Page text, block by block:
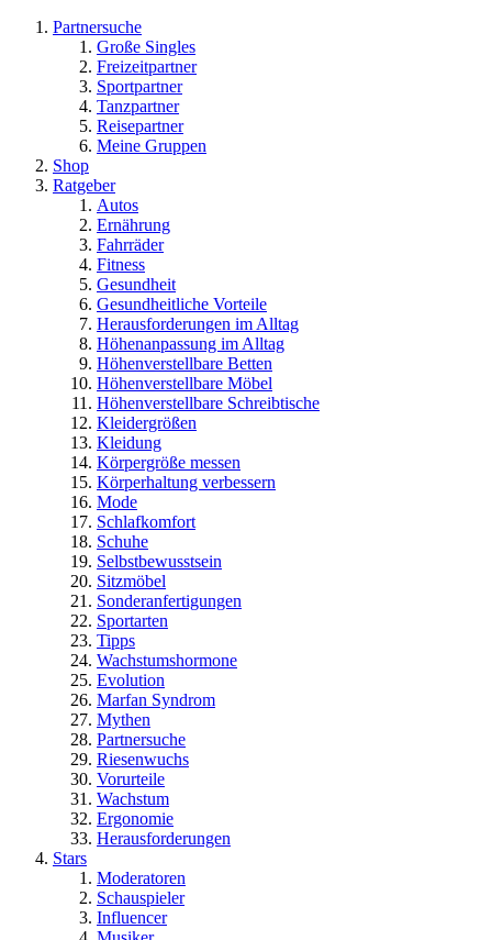
Partnersuche
Große Singles
Freizeitpartner
Sportpartner
Tanzpartner
Reisepartner
Meine Gruppen
Shop
Ratgeber
Autos
Ernährung
Fahrräder
Fitness
Gesundheit
Gesundheitliche Vorteile
Herausforderungen im Alltag
Höhenanpassung im Alltag
Höhenverstellbare Betten
Höhenverstellbare Möbel
Höhenverstellbare Schreibtische
Kleidergrößen
Kleidung
Körpergröße messen
Körperhaltung verbessern
Mode
Schlafkomfort
Schuhe
Selbstbewusstsein
Sitzmöbel
Sonderanfertigungen
Sportarten
Tipps
Wachstumshormone
Evolution
Marfan Syndrom
Mythen
Partnersuche
Riesenwuchs
Vorurteile
Wachstum
Ergonomie
Herausforderungen
Stars
Moderatoren
Schauspieler
Influencer